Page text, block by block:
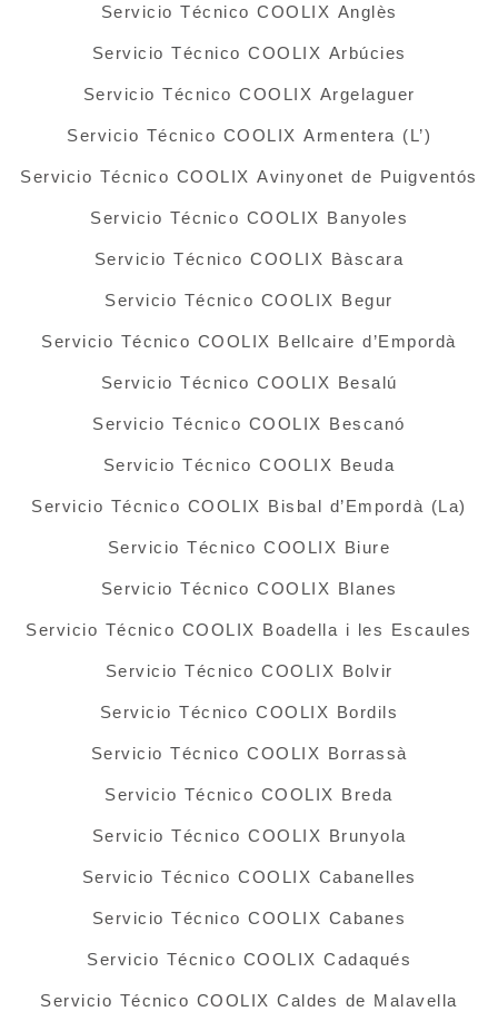
Servicio Técnico COOLIX Anglès
Servicio Técnico COOLIX Arbúcies
Servicio Técnico COOLIX Argelaguer
Servicio Técnico COOLIX Armentera (L’)
Servicio Técnico COOLIX Avinyonet de Puigventós
Servicio Técnico COOLIX Banyoles
Servicio Técnico COOLIX Bàscara
Servicio Técnico COOLIX Begur
Servicio Técnico COOLIX Bellcaire d’Empordà
Servicio Técnico COOLIX Besalú
Servicio Técnico COOLIX Bescanó
Servicio Técnico COOLIX Beuda
Servicio Técnico COOLIX Bisbal d’Empordà (La)
Servicio Técnico COOLIX Biure
Servicio Técnico COOLIX Blanes
Servicio Técnico COOLIX Boadella i les Escaules
Servicio Técnico COOLIX Bolvir
Servicio Técnico COOLIX Bordils
Servicio Técnico COOLIX Borrassà
Servicio Técnico COOLIX Breda
Servicio Técnico COOLIX Brunyola
Servicio Técnico COOLIX Cabanelles
Servicio Técnico COOLIX Cabanes
Servicio Técnico COOLIX Cadaqués
Servicio Técnico COOLIX Caldes de Malavella